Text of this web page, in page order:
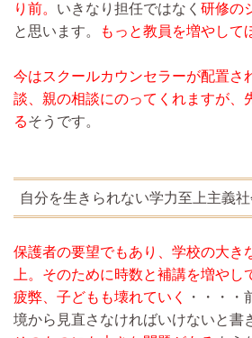
り前。 いきなり担任ではなく 研修の
と思います。
もっと教員を増やして
今はスクールカウンセラーが配置さ
談、親の相談にのってくれますが、
るそうです。
自分を生きられない学力至上主義社
保護者の要望でもあり、学校の大き
上。そのために時数と補講を増や
疲弊、子どもも壊れていく
・・・・
境から見直さなければいけないと書